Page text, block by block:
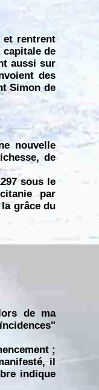
et rentrent
capitale de
aussi sur
des
Simon de
nouvelle
de
sous le
par
grâce du
de ma
;
il
indique